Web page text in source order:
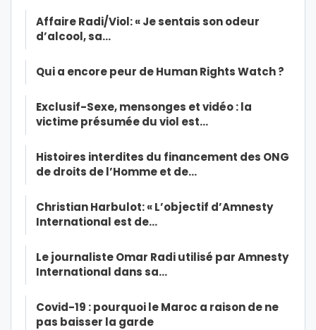
Affaire Radi/Viol: « Je sentais son odeur
d’alcool, sa…
Qui a encore peur de Human Rights Watch ?
Exclusif-Sexe, mensonges et vidéo : la
victime présumée du viol est…
Histoires interdites du financement des ONG
de droits de l’Homme et de…
Christian Harbulot: « L’objectif d’Amnesty
International est de…
Le journaliste Omar Radi utilisé par Amnesty
International dans sa…
Covid-19 : pourquoi le Maroc a raison de ne
pas baisser la garde